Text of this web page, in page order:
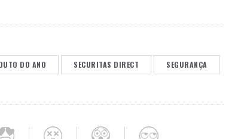
DO ANO SECURITAS DIRECT SEGURANÇA